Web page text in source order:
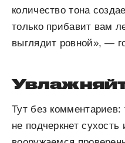
количество тона
только прибавит вам
выглядит ровной», —
Тут без комментариев:
не подчеркнет